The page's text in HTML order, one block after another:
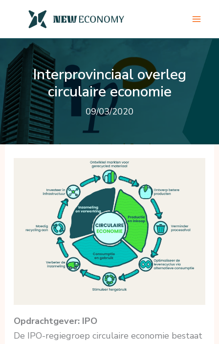
de
inhoud
Interprovinciaal overleg
circulaire economie
09/03/2020
Opdrachtgever: IPO
De IPO-regiegroep circulaire economie bestaat